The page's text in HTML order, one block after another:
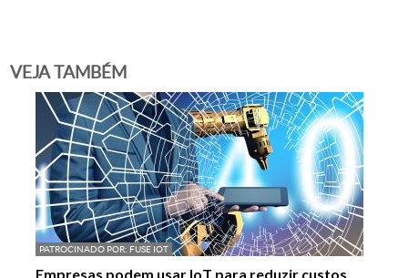
VEJA TAMBÉM
PATROCINADO POR: FUSE IOT
Empresas podem usar IoT para reduzir custos